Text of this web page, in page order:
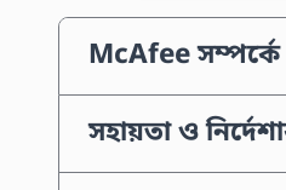
McAfee সম্পর্কে
সহায়তা ও